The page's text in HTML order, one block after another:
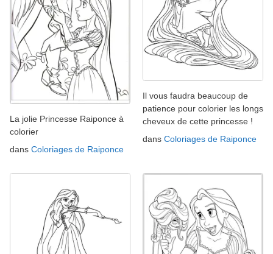
La jolie Princesse Raiponce à
colorier
dans Coloriages de Raiponce
Il vous faudra beaucoup de
patience pour colorier les longs
cheveux de cette princesse !
dans Coloriages de Raiponce